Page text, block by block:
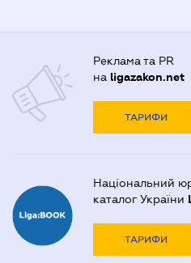
Реклама та PR
на ligazakon.net
ТАРИФИ
Національний
каталог України
ТАРИФИ